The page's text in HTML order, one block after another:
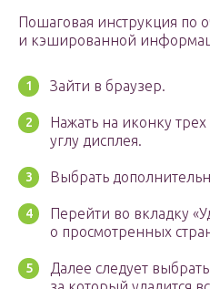
Пошаговая инструкция по
и кэшированной
Зайти в браузер.
Нажать на иконку
углу дисплея.
Выбрать
Перейти во вкладку
о просмотренных
Далее следует